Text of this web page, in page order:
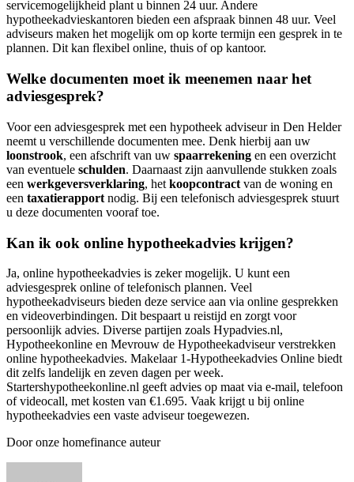
servicemogelijkheid plant u binnen 24 uur. Andere
hypotheekadvieskantoren bieden een afspraak binnen 48 uur. Veel
adviseurs maken het mogelijk om op korte termijn een gesprek in te
plannen. Dit kan flexibel online, thuis of op kantoor.
Welke documenten moet ik meenemen naar het
adviesgesprek?
Voor een adviesgesprek met een hypotheek adviseur in Den Helder
neemt u verschillende documenten mee. Denk hierbij aan uw
loonstrook, een afschrift van uw spaarrekening en een overzicht
van eventuele schulden. Daarnaast zijn aanvullende stukken zoals
een werkgeversverklaring, het koopcontract van de woning en
een taxatierapport nodig. Bij een telefonisch adviesgesprek stuurt
u deze documenten vooraf toe.
Kan ik ook online hypotheekadvies krijgen?
Ja, online hypotheekadvies is zeker mogelijk. U kunt een
adviesgesprek online of telefonisch plannen. Veel
hypotheekadviseurs bieden deze service aan via online gesprekken
en videoverbindingen. Dit bespaart u reistijd en zorgt voor
persoonlijk advies. Diverse partijen zoals Hypadvies.nl,
Hypotheekonline en Mevrouw de Hypotheekadviseur verstrekken
online hypotheekadvies. Makelaar 1-Hypotheekadvies Online biedt
dit zelfs landelijk en zeven dagen per week.
Startershypotheekonline.nl geeft advies op maat via e-mail, telefoon
of videocall, met kosten van €1.695. Vaak krijgt u bij online
hypotheekadvies een vaste adviseur toegewezen.
Door onze homefinance auteur